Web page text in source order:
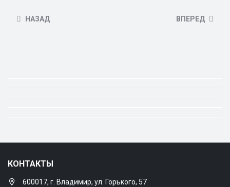
НАЗАД ВПЕРЕД
КОНТАКТЫ
600017, г. Владимир, ул. Горького, 57